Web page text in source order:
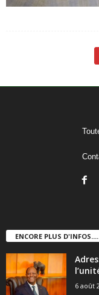
ENCORE PLUS D'INFOS....
6 août